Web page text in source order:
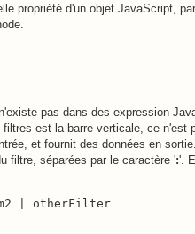
propriété d'un objet JavaScript,
pas dans des expression
est la barre verticale, ce n'est
et fournit des données en
filtre, séparées par le caractère ':'.
| otherFilter